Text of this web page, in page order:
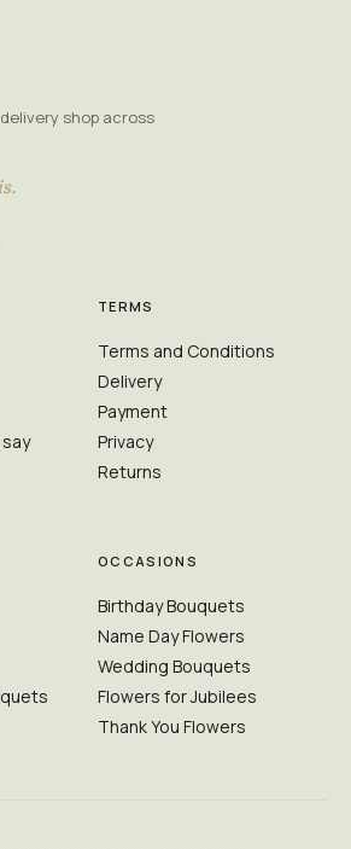
shop across
TERMS
Terms and Conditions
Delivery
Payment
Privacy
Returns
OCCASIONS
Birthday Bouquets
Name Day Flowers
Wedding Bouquets
Flowers for Jubilees
Thank You Flowers